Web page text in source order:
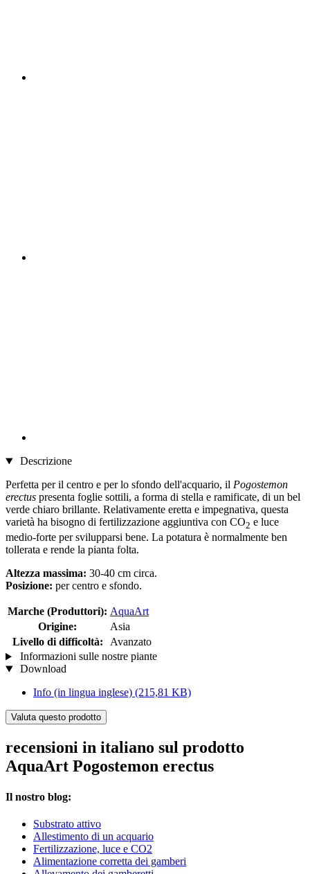
Descrizione
Perfetta per il centro e per lo sfondo dell'acquario, il Pogostemon
erectus presenta foglie sottili, a forma di stella e ramificate, di un bel
verde chiaro brillante. Relativamente eretta e impegnativa, questa
varietà ha bisogno di fertilizzazione aggiuntiva con CO2 e luce
medio-forte per svilupparsi bene. La potatura è normalmente ben
tollerata e rende la pianta folta.
Altezza massima: 30-40 cm circa.
Posizione: per centro e sfondo.
Marche (Produttori): AquaArt
Origine:
Asia
Livello di difficoltà:
Avanzato
Informazioni sulle nostre piante
Download
Info (in lingua inglese) (215,81 KB)
Valuta questo prodotto
recensioni in italiano sul prodotto
AquaArt Pogostemon erectus
Il nostro blog:
Substrato attivo
Allestimento di un acquario
Fertilizzazione, luce e CO2
Alimentazione corretta dei gamberi